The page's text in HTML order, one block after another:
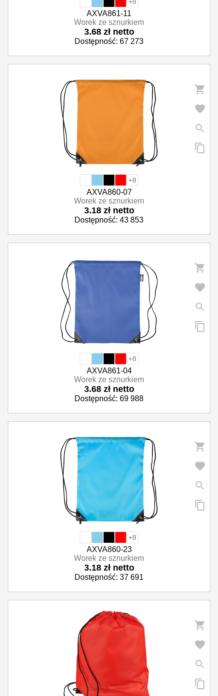
AXVA861-11
Worek ze sznurkiem
3.68 zł netto
Dostępność: 67 273
+8
AXVA860-07
Worek ze sznurkiem
3.18 zł netto
Dostępność: 43 853
+8
AXVA861-04
Worek ze sznurkiem
3.68 zł netto
Dostępność: 69 988
+8
AXVA860-23
Worek ze sznurkiem
3.18 zł netto
Dostępność: 37 691